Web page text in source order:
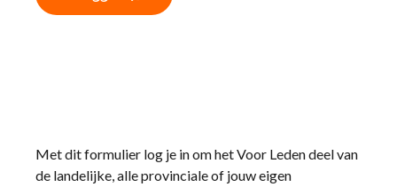
Met dit formulier log je in om het Voor Leden deel van
de landelijke, alle provinciale of jouw eigen